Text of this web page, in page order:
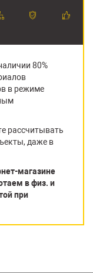
80%
в режиме
рассчитывать
даже в
магазине
в физ. и
при